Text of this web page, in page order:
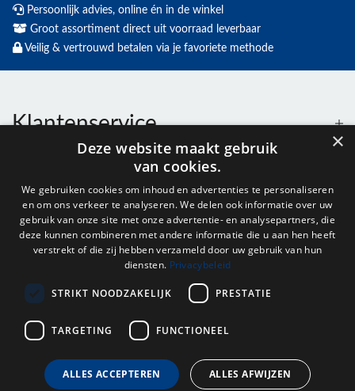
Persoonlijk advies, online én in de winkel
Groot assortiment direct uit voorraad leverbaar
Veilig & vertrouwd betalen via je favoriete methode
Klantenservice
Openingstijden
Nieuwsbrief
×
Deze website maakt gebruik
van cookies.
We gebruiken cookies om inhoud en advertenties te personaliseren
en om ons verkeer te analyseren. We delen ook informatie over uw
gebruik van onze site met onze advertentie- en analysepartners, die
deze kunnen combineren met andere informatie die u aan hen heeft
verstrekt of die zij hebben verzameld door uw gebruik van hun
diensten. Privacybeleid
STRIKT NOODZAKELIJK PRESTATIE
TARGETING FUNCTIONEEL
ALLES ACCEPTEREN ALLES AFWIJZEN